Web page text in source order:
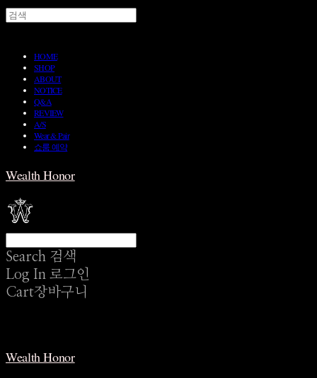
HOME
SHOP
ABOUT
NOTICE
Q&A
REVIEW
A/S
Wear & Pair
쇼룸 예약
Wealth Honor
Search 검색
Log In 로그인
Cart장바구니
Wealth Honor